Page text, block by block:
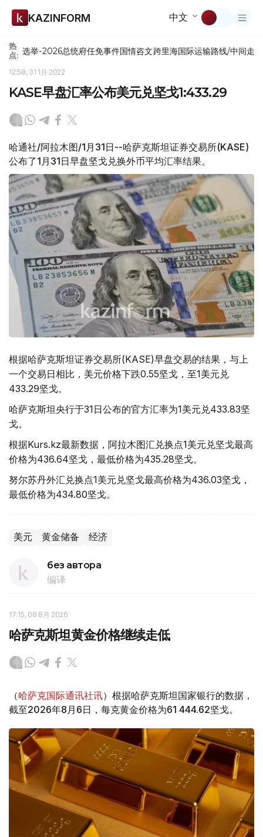
KAZINFORM 中文
热
点: 选举-2026总统府任免事件国情咨文跨里海国际运输路线/中间走廊
12:58, 31 1月 2022
KASE早盘汇率公布美元兑坚戈1:433.29
哈通社/阿拉木图/1月31日--哈萨克斯坦证券交易所(KASE)
公布了1月31日早盘坚戈兑换外币平均汇率结果。
根据哈萨克斯坦证券交易所(KASE)早盘交易的结果，与上
一个交易日相比，美元价格下跌0.55坚戈，至1美元兑
433.29坚戈。
哈萨克斯坦央行于31日公布的官方汇率为1美元兑433.83坚
戈。
根据Kurs.kz最新数据，阿拉木图汇兑换点1美元兑坚戈最高
价格为436.64坚戈，最低价格为435.28坚戈。
努尔苏丹外汇兑换点1美元兑坚戈最高价格为436.03坚戈，
最低价格为434.80坚戈。
美元 黄金储备 经济
без автора
编译
17:15, 06 8月 2026
哈萨克斯坦黄金价格继续走低
（哈萨克国际通讯社讯）根据哈萨克斯坦国家银行的数据，
截至2026年8月6日，每克黄金价格为61 444.62坚戈。